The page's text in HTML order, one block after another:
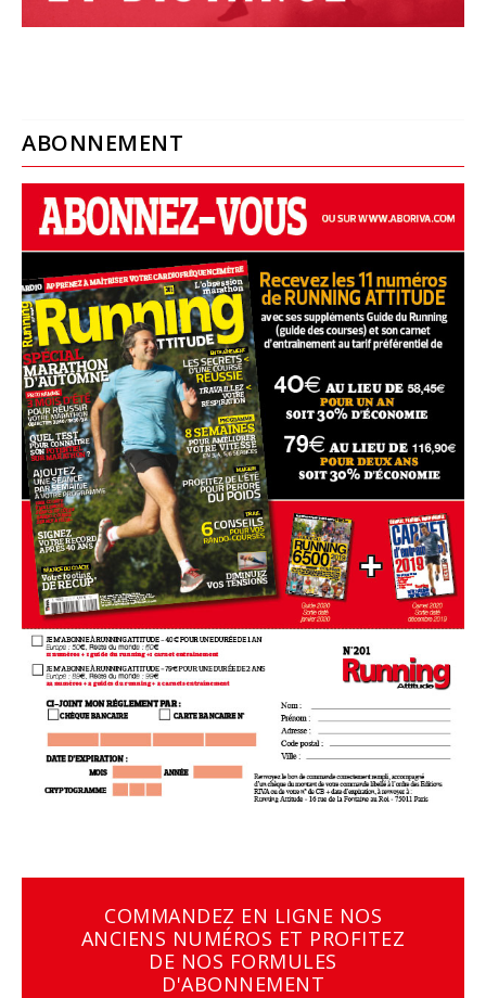
ABONNEMENT
COMMANDEZ EN LIGNE NOS
ANCIENS NUMÉROS ET PROFITEZ
DE NOS FORMULES
D'ABONNEMENT